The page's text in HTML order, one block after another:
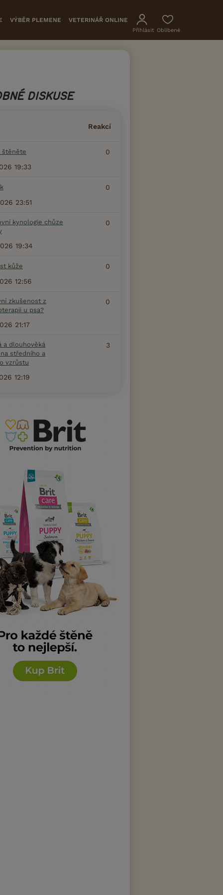
VÝBĚR PLEMENE VETERINÁŘ ONLINE
Přihlásit Oblíbené
DISKUSE
Reakcí
štěněte
0
19:33
0
23:51
kynologie chůze
0
19:34
kůže
0
12:56
zkušenost z
u psa?
0
21:17
a dlouhověká
středního a
vzrůstu
3
12:19